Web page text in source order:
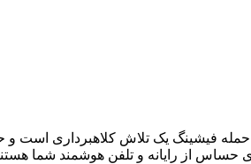
با حمله فیشینگ شروع می شود. حمله فیشینگ یک تلاش
حساس از رایانه و تلفن هوشمند شما